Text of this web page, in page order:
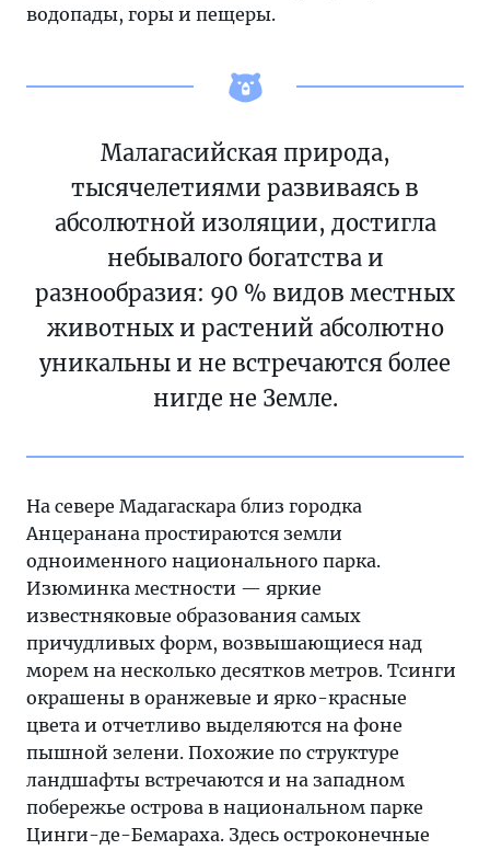
водопады, горы и пещеры.
Малагасийская природа,
тысячелетиями развиваясь в
абсолютной изоляции, достигла
небывалого богатства и
разнообразия: 90 % видов местных
животных и растений абсолютно
уникальны и не встречаются более
нигде не Земле.
На севере Мадагаскара близ городка
Анцеранана простираются земли
одноименного национального парка.
Изюминка местности — яркие
известняковые образования самых
причудливых форм, возвышающиеся над
морем на несколько десятков метров. Тсинги
окрашены в оранжевые и ярко-красные
цвета и отчетливо выделяются на фоне
пышной зелени. Похожие по структуре
ландшафты встречаются и на западном
побережье острова в национальном парке
Цинги-де-Бемараха. Здесь остроконечные